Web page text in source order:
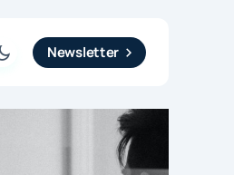
Newsletter